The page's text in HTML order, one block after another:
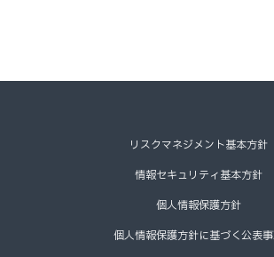
リスクマネジメント基本方針
情報セキュリティ基本方針
個人情報保護方針
個人情報保護方針に基づく公表